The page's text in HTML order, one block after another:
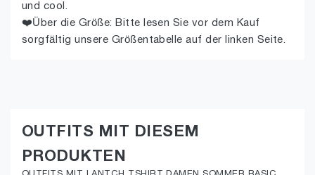
und cool.
❤️Über die Größe: Bitte lesen Sie vor dem Kauf
sorgfältig unsere Größentabelle auf der linken Seite.
OUTFITS MIT DIESEM
PRODUKTEN